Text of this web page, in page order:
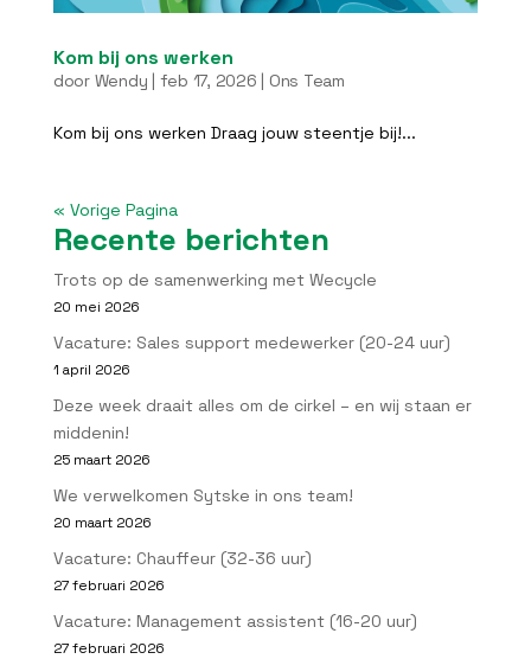
Kom bij ons werken
door Wendy | feb 17, 2026 | Ons Team
Kom bij ons werken Draag jouw steentje bij!...
« Vorige Pagina
Recente berichten
Trots op de samenwerking met Wecycle
20 mei 2026
Vacature: Sales support medewerker (20-24 uur)
1 april 2026
Deze week draait alles om de cirkel – en wij staan er
middenin!
25 maart 2026
We verwelkomen Sytske in ons team!
20 maart 2026
Vacature: Chauffeur (32-36 uur)
27 februari 2026
Vacature: Management assistent (16-20 uur)
27 februari 2026